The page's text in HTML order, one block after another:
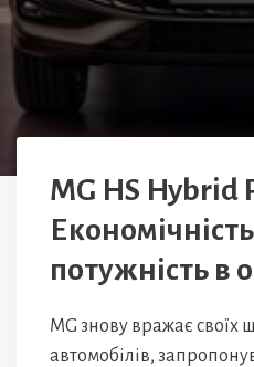
MG HS Hybrid
потужність в
MG знову вражає своїх
автомобілів,